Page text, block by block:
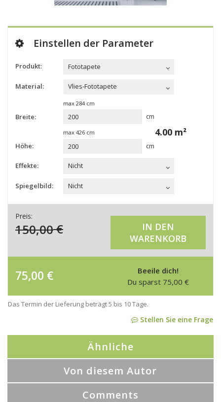
Einstellen der Parameter
Produkt: Fototapete
Material: Vlies-Fototapete
max 284cm
Breite: cm
max 426cm
Höhe: cm
4.00 m²
Effekte: Nicht
Spiegelbild: Nicht
Preis:
150,00€
IN DEN
WARENKORB
75,00 €
Beeile dich!
Du sparst 75,00 €
Das Termin der Lieferung beträgt 5 bis 10 Tage.
Stellen Sie eine Frage
Ähnliche
Von diesem Autor
Comments